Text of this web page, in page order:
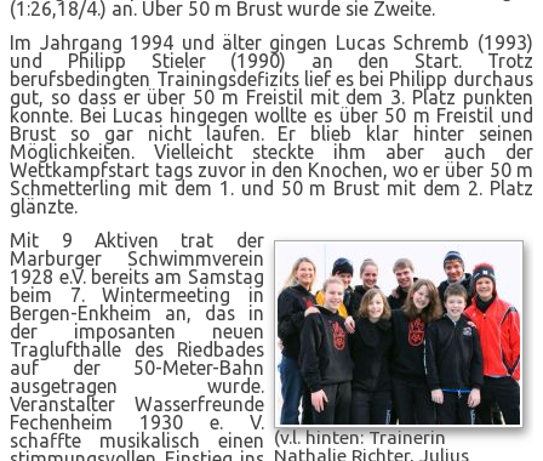
(1:26,18/4.) an. Über 50 m Brust wurde sie Zweite.
Im Jahrgang 1994 und älter gingen Lucas Schremb (1993)
und Philipp Stieler (1990) an den Start. Trotz
berufsbedingten Trainingsdefizits lief es bei Philipp durchaus
gut, so dass er über 50 m Freistil mit dem 3. Platz punkten
konnte. Bei Lucas hingegen wollte es über 50 m Freistil und
Brust so gar nicht laufen. Er blieb klar hinter seinen
Möglichkeiten. Vielleicht steckte ihm aber auch der
Wettkampfstart tags zuvor in den Knochen, wo er über 50 m
Schmetterling mit dem 1. und 50 m Brust mit dem 2. Platz
glänzte.
(v.l. hinten: Trainerin
Nathalie Richter, Julius
Mit 9 Aktiven trat der
Marburger Schwimmverein
1928 e.V. bereits am Samstag
beim 7. Wintermeeting in
Bergen-Enkheim an, das in
der imposanten neuen
Traglufthalle des Riedbades
auf der 50-Meter-Bahn
ausgetragen wurde.
Veranstalter Wasserfreunde
Fechenheim 1930 e. V.
schaffte musikalisch einen